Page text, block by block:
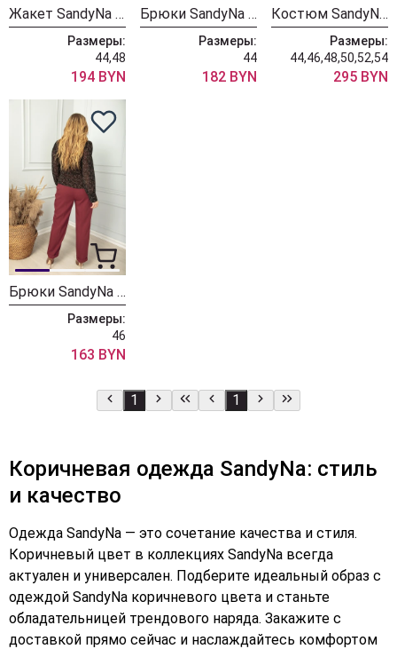
Жакет SandyNa 13829 песочно-коричневый
Размеры:
44,48
194 BYN
Брюки SandyNa 13859 серо-коричневый
Размеры:
44
182 BYN
Костюм SandyNa 13860 серо-коричневый
Размеры:
44,46,48,50,52,54
295 BYN
Брюки SandyNa 13813 вишневый
Размеры:
46
163 BYN
1 1
Коричневая одежда SandyNa: стиль
и качество
Одежда SandyNa — это сочетание качества и стиля.
Коричневый цвет в коллекциях SandyNa всегда
актуален и универсален. Подберите идеальный образ с
одеждой SandyNa коричневого цвета и станьте
обладательницей трендового наряда. Закажите с
доставкой прямо сейчас и наслаждайтесь комфортом